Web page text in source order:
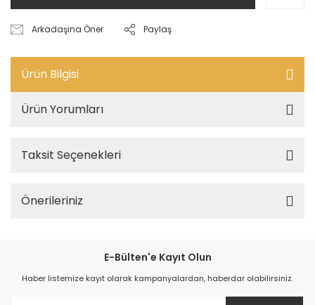
Arkadaşına Öner Paylaş
Ürün Bilgisi
Ürün Yorumları
Taksit Seçenekleri
Önerileriniz
E-Bülten'e Kayıt Olun
Haber listemize kayıt olarak kampanyalardan, haberdar olabilirsiniz.